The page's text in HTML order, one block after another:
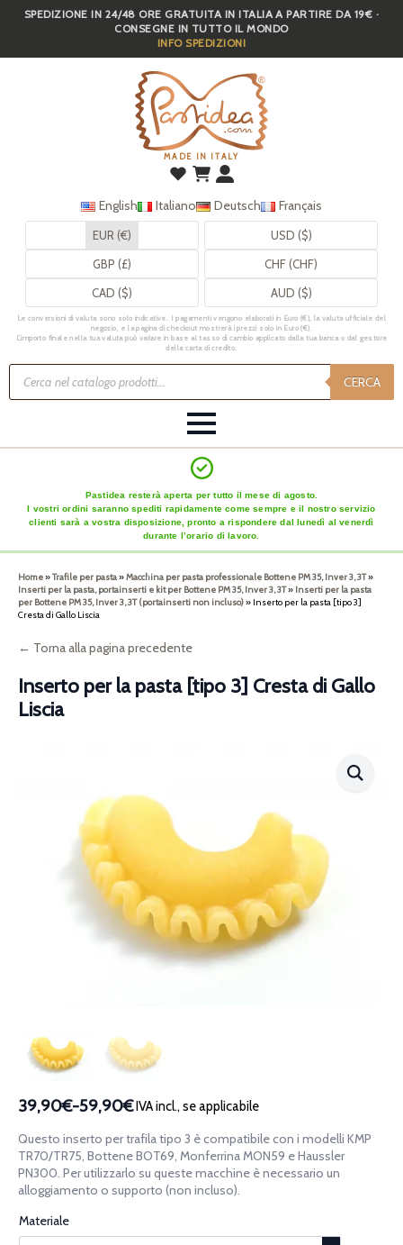
SkipSPEDIZIONE IN 24/48 ORE GRATUITA IN ITALIA A PARTIRE DA 19€ ·
CONSEGNE IN TUTTO IL MONDO
INFO SPEDIZIONI
MADE IN ITALY
English Italiano Deutsch Français
EUR (€)
USD ($)
GBP (£)
CHF (CHF)
CAD ($)
AUD ($)
Le conversioni di valuta sono solo indicative. I pagamenti vengono elaborati in Euro (€), la valuta ufficiale del
negozio, e la pagina di checkout mostrerà i prezzi solo in Euro (€).
L’importo finale nella tua valuta può variare in base al tasso di cambio applicato dalla tua banca o dal gestore
della carta di credito.
Ricerca
prodotti CERCA
Pastidea resterà aperta per tutto il mese di agosto.
I vostri ordini saranno spediti rapidamente come sempre e il nostro servizio
clienti sarà a vostra disposizione, pronto a rispondere dal lunedì al venerdì
durante l’orario di lavoro.
Home»Trafile per pasta»Macchina per pasta professionale Bottene PM 35, Inver 3, 3T»
Inserti per la pasta, portainserti e kit per Bottene PM 35, Inver 3, 3T» Inserti per la pasta
per Bottene PM 35, Inver 3, 3T (portainserti non incluso)» Inserto per la pasta [tipo 3]
Cresta di Gallo Liscia
← Torna alla pagina precedente
Inserto per la pasta [tipo 3] Cresta di Gallo
Liscia
39,90€-59,90€
Fascia
di
prezzo:
da
39,90€
a
59,90€
IVA incl., se applicabile
Questo inserto per trafila tipo 3 è compatibile con i modelli KMP
TR70/TR75, Bottene BOT69, Monferrina MON59 e Haussler
PN300. Per utilizzarlo su queste macchine è necessario un
alloggiamento o supporto (non incluso).
Materiale